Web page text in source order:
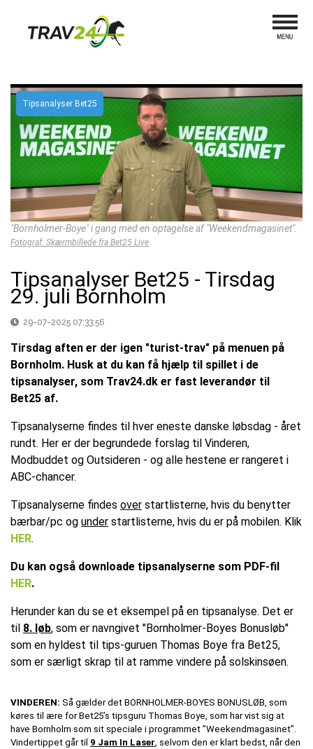
Tipsanalyser Bet25
"Bornholmer-Boye" i gang med en optagelse af "Weekendmagasinet".
Fotograf: Skærmbillede fra Bet25 Live
Tipsanalyser Bet25 - Tirsdag
29. juli Bornholm
29-07-2025 07:33:56
Tirsdag aften er der igen "turist-trav" på menuen på
Bornholm. Husk at du kan få hjælp til spillet i de
tipsanalyser, som Trav24.dk er fast leverandør til
Bet25 af.
Tipsanalyserne findes til hver eneste danske løbsdag - året
rundt. Her er der begrundede forslag til Vinderen,
Modbuddet og Outsideren - og alle hestene er rangeret i
ABC-chancer.
Tipsanalyserne findes over startlisterne, hvis du benytter
bærbar/pc og under startlisterne, hvis du er på mobilen. Klik
HER.
Du kan også downloade tipsanalyserne som PDF-fil
HER.
Herunder kan du se et eksempel på en tipsanalyse. Det er
til 8. løb, som er navngivet "Bornholmer-Boyes Bonusløb"
som en hyldest til tips-guruen Thomas Boye fra Bet25,
som er særligt skrap til at ramme vindere på solskinsøen.
VINDEREN: Så gælder det BORNHOLMER-BOYES BONUSLØB, som
køres til ære for Bet25’s tipsguru Thomas Boye, som har vist sig at
have Bornholm som sit speciale i programmet ”Weekendmagasinet”.
Vindertippet går til 9 Jam In Laser, selvom den er klart bedst, når den